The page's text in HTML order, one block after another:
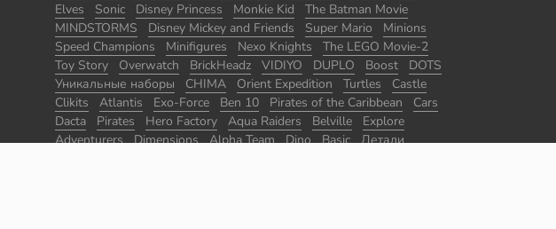
Elves
Sonic Disney Princess Monkie Kid
The Batman Movie
MINDSTORMS
Disney Mickey and Friends Super Mario
Minions
Speed Champions
Minifigures Nexo Knights
The LEGO Movie-2
Toy Story
Overwatch BrickHeadz VIDIYO DUPLO Boost
DOTS
Уникальные наборы
CHIMA Orient Expedition Turtles
Castle
Clikits
Atlantis Exo-Force Ben 10 Pirates of the Caribbean
Cars
Dacta
Pirates Hero Factory Aqua Raiders Belville
Explore
Adventurers
Dimensions Alpha Team Dino Basic
Детали